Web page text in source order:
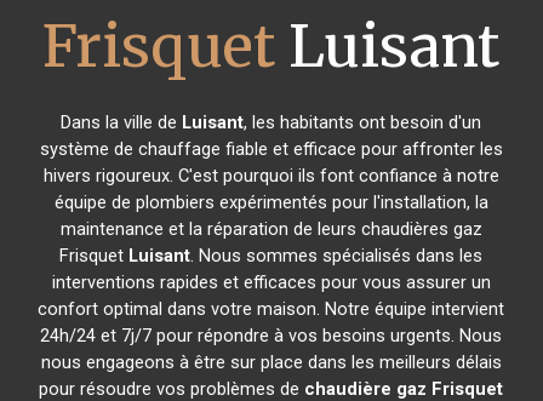
Frisquet Luisant
Dans la ville de Luisant, les habitants ont besoin d'un
système de chauffage fiable et efficace pour affronter les
hivers rigoureux. C'est pourquoi ils font confiance à notre
équipe de plombiers expérimentés pour l'installation, la
maintenance et la réparation de leurs chaudières gaz
Frisquet Luisant. Nous sommes spécialisés dans les
interventions rapides et efficaces pour vous assurer un
confort optimal dans votre maison. Notre équipe intervient
24h/24 et 7j/7 pour répondre à vos besoins urgents. Nous
nous engageons à être sur place dans les meilleurs délais
pour résoudre vos problèmes de chaudière gaz Frisquet